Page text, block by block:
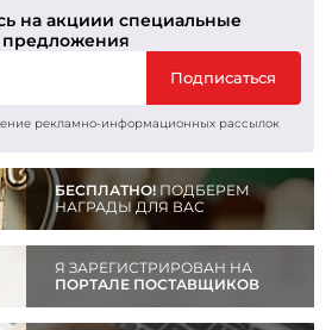
на акциии специальные
предложения
Подписаться
рекламно-информационных рассылок
БЕСПЛАТНО!ПОДБЕРЕМ
НАГРАДЫ ДЛЯ ВАС
Я ЗАРЕГИСТРИРОВАН НА
ПОРТАЛЕ ПОСТАВЩИКОВ